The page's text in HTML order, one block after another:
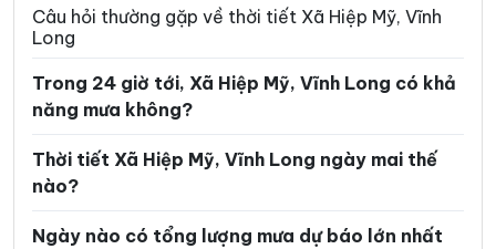
Xã Hiếu Phụng Xã Hiếu Thành
Xã Hòa Minh
Xã Hưng Khánh Trung Xã Hưng Mỹ
Xã Hưng Nhượng
Xã Lộc Thuận Xã Long Hiệp
Câu hỏi thường gặp về thời tiết Xã Hiệp Mỹ, Vĩnh
Long
Trong 24 giờ tới, Xã Hiệp Mỹ, Vĩnh Long có khả
năng mưa không?
Thời tiết Xã Hiệp Mỹ, Vĩnh Long ngày mai thế
nào?
Ngày nào có tổng lượng mưa dự báo lớn nhất